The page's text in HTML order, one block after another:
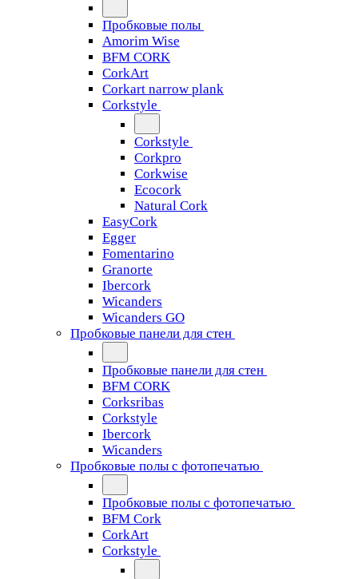
Пробковые полы
Amorim Wise
BFM CORK
CorkArt
Corkart narrow plank
Corkstyle
Corkstyle
Corkpro
Corkwise
Ecocork
Natural Cork
EasyCork
Egger
Fomentarino
Granorte
Ibercork
Wicanders
Wicanders GO
Пробковые панели для стен
Пробковые панели для стен
BFM CORK
Corksribas
Corkstyle
Ibercork
Wicanders
Пробковые полы с фотопечатью
Пробковые полы с фотопечатью
BFM Cork
CorkArt
Corkstyle